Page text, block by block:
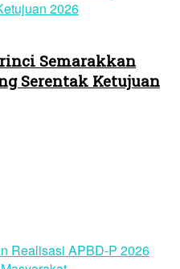
Semarakkan
Serentak Ketujuan